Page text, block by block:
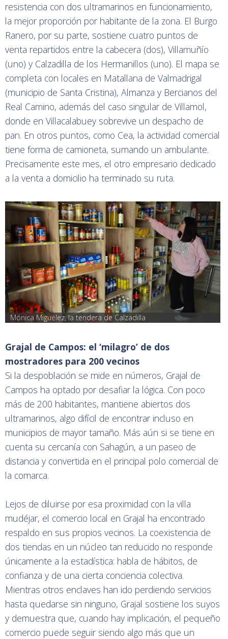
resistencia con dos ultramarinos en funcionamiento,
la mejor proporción por habitante de la zona. El Burgo
Ranero, por su parte, sostiene cuatro puntos de
venta repartidos entre la cabecera (dos), Villamuñío
(uno) y Calzadilla de los Hermanillos (uno). El mapa se
completa con locales en Matallana de Valmadrigal
(municipio de Santa Cristina), Almanza y Bercianos del
Real Camino, además del caso singular de Villamol,
donde en Villacalabuey sobrevive un despacho de
pan. En otros puntos, como Cea, la actividad comercial
tiene forma de camioneta, sumando un ambulante.
Precisamente este mes, el otro empresario dedicado
a la venta a domicilio ha terminado su ruta.
Mónica Miguélez, la tendera de Calzadilla
Grajal de Campos: el ‘milagro’ de dos
mostradores para 200 vecinos
Si la despoblación se mide en números, Grajal de
Campos ha optado por desafiar la lógica. Con poco
más de 200 habitantes, mantiene abiertos dos
ultramarinos, algo difícil de encontrar incluso en
municipios de mayor tamaño. Más aún si se tiene en
cuenta su cercanía con Sahagún, a un paseo de
distancia y convertida en el principal polo comercial de
la comarca.
Lejos de diluirse por esa proximidad con la villa
mudéjar, el comercio local en Grajal ha encontrado
respaldo en sus propios vecinos. La coexistencia de
dos tiendas en un núcleo tan reducido no responde
únicamente a la estadística: habla de hábitos, de
confianza y de una cierta conciencia colectiva.
Mientras otros enclaves han ido perdiendo servicios
hasta quedarse sin ninguno, Grajal sostiene los suyos
y demuestra que, cuando hay implicación, el pequeño
comercio puede seguir siendo algo más que un